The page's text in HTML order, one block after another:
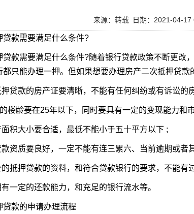
来源：转载 日期：2021-04-17
贷款需要满足什么条件?
贷款需要满足什么条件?随着银行贷款政策不断更改
只能办理一押。但如果想要办理房产二次抵押贷款
贷款的房产证要清晰，不能有任何纠纷或有诉讼的
楼龄要在25年以下，同时要具有一定的变现能力和
积大小要合适，最低不能小于五十平方以下 ;
资质要良好，一定不能有连三累六、当前逾期或者
抵押贷款的资料，和符合贷款银行的要求，不能有
一定的还款能力，和充足的银行流水等。
贷款的申请办理流程